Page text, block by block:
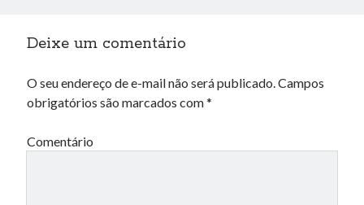
Deixe um comentário
O seu endereço de e-mail não será publicado.Campos
obrigatórios são marcados com*
Comentário